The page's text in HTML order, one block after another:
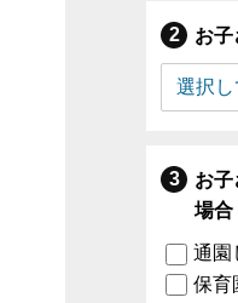
お子
お
場合
通園
保育